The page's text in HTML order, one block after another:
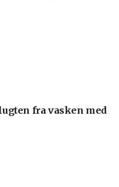
fra vasken med